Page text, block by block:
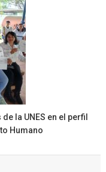
la UNES en el perfil
Humano